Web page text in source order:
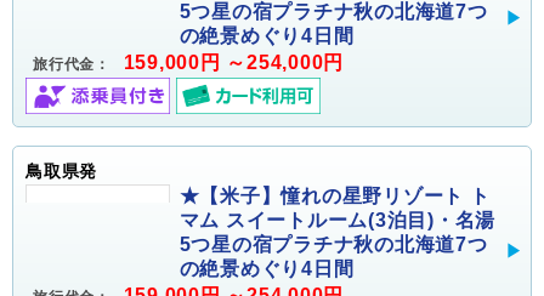
5つ星の宿プラチナ秋の北海道7つ
の絶景めぐり4日間
旅行代金： 159,000円 ～254,000円
鳥取県発
★【米子】憧れの星野リゾート ト
マム スイートルーム(3泊目)・名湯
5つ星の宿プラチナ秋の北海道7つ
の絶景めぐり4日間